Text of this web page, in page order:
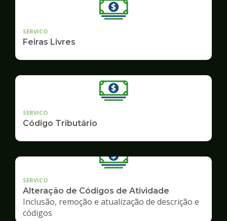
SERVICO
Feiras Livres
SERVICO
Código Tributário
SERVICO
Alteração de Códigos de Atividade
Inclusão, remoção e atualização de descrição e
códigos